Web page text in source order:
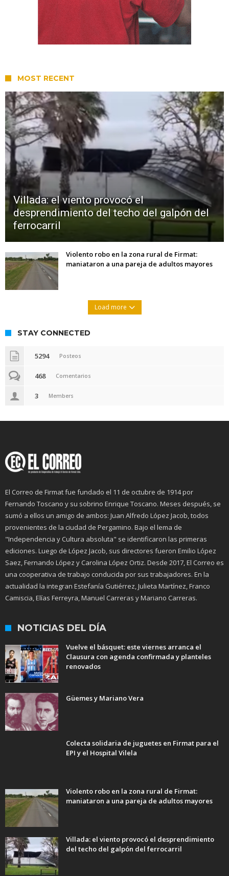
MOST RECENT
Villada: el viento provocó el
desprendimiento del techo del galpón del
ferrocarril
Violento robo en la zona rural de Firmat:
maniataron a una pareja de adultos mayores
Load more
STAY CONNECTED
5294 Posteos
468 Comentarios
3 Members
El Correo de Firmat fue fundado el 11 de octubre de 1914 por
Fernando Toscano y su sobrino Enrique Toscano. Meses después, se
sumó a ellos un amigo de ambos: Juan Alfredo López Jacob, todos
provenientes de la ciudad de Pergamino. Bajo el lema de
"Independencia y Cultura absoluta" se identificaron las primeras
ediciones. Luego de López Jacob, sus directores fueron Emilio López
Saez, Fernando López y Carolina López Ortiz. Desde 2017, El Correo es
una cooperativa de trabajo conducida por sus trabajadores. En la
actualidad la integran Estefanía Gutiérrez, Julieta Martínez, Franco
Camiscia, Elías Ferreyra, Manuel Carreras y Mariano Carreras.
NOTICIAS DEL DÍA
Vuelve el básquet: este viernes arranca el
Clausura con agenda confirmada y planteles
renovados
Güemes y Mariano Vera
Colecta solidaria de juguetes en Firmat para el
EPI y el Hospital Vilela
Violento robo en la zona rural de Firmat:
maniataron a una pareja de adultos mayores
Villada: el viento provocó el desprendimiento
del techo del galpón del ferrocarril